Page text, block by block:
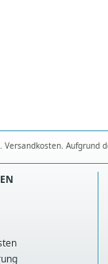
Aufgrund